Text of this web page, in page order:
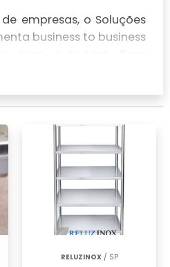
empresas, o Soluções
business to business
industrial. Para
de Cadeira eames
em um ou mais dos
RELUZINOX/ SP